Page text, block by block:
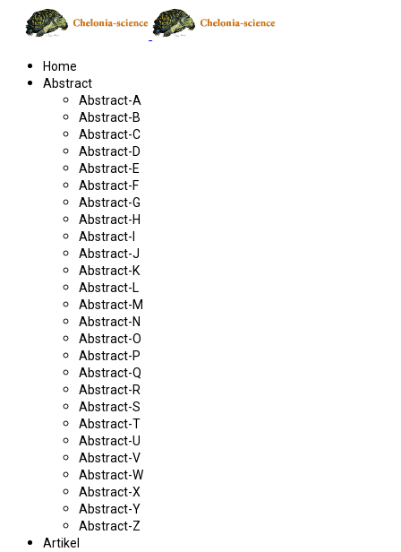
Home
Abstract
Abstract-A
Abstract-B
Abstract-C
Abstract-D
Abstract-E
Abstract-F
Abstract-G
Abstract-H
Abstract-I
Abstract-J
Abstract-K
Abstract-L
Abstract-M
Abstract-N
Abstract-O
Abstract-P
Abstract-Q
Abstract-R
Abstract-S
Abstract-T
Abstract-U
Abstract-V
Abstract-W
Abstract-X
Abstract-Y
Abstract-Z
Artikel